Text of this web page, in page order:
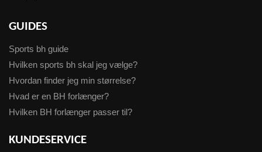
GUIDES
Sports bh guide
Hvilken sports bh skal jeg vælge?
Hvordan finder jeg min størrelse?
Hvad er en BH forlænger?
Hvilken BH forlænger passer til?
KUNDESERVICE